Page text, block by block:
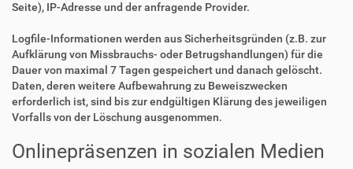
Seite), IP-Adresse und der anfragende Provider.
Logfile-Informationen werden aus Sicherheitsgründen (z.B. zur
Aufklärung von Missbrauchs- oder Betrugshandlungen) für die
Dauer von maximal 7 Tagen gespeichert und danach gelöscht.
Daten, deren weitere Aufbewahrung zu Beweiszwecken
erforderlich ist, sind bis zur endgültigen Klärung des jeweiligen
Vorfalls von der Löschung ausgenommen.
Onlinepräsenzen in sozialen Medien